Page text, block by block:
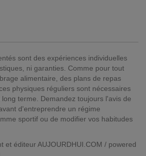
sont des expériences individuelles
ni garanties. Comme pour tout
alimentaire, des plans de repas
physiques réguliers sont nécessaires
terme. Demandez toujours l'avis de
d'entreprendre un régime
sportif ou de modifier vos habitudes
et éditeur AUJOURDHUI.COM / powered